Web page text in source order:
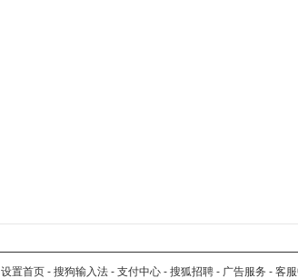
设置首页 - 搜狗输入法 - 支付中心 - 搜狐招聘 - 广告服务 - 客